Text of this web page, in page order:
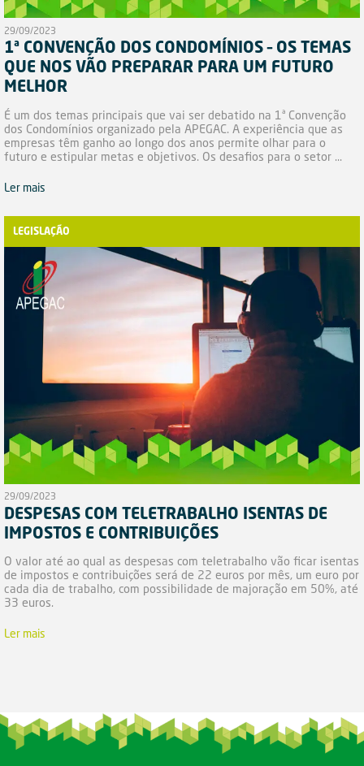
29/09/2023
1ª CONVENÇÃO DOS CONDOMÍNIOS – OS TEMAS
QUE NOS VÃO PREPARAR PARA UM FUTURO
MELHOR
É um dos temas principais que vai ser debatido na 1ª Convenção
dos Condomínios organizado pela APEGAC. A experiência que as
empresas têm ganho ao longo dos anos permite olhar para o
futuro e estipular metas e objetivos. Os desafios para o setor ...
Ler mais
LEGISLAÇÃO
29/09/2023
DESPESAS COM TELETRABALHO ISENTAS DE
IMPOSTOS E CONTRIBUIÇÕES
O valor até ao qual as despesas com teletrabalho vão ficar isentas
de impostos e contribuições será de 22 euros por mês, um euro por
cada dia de trabalho, com possibilidade de majoração em 50%, até
33 euros.
Ler mais